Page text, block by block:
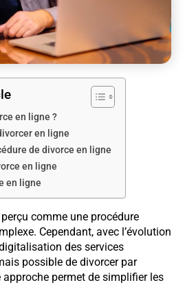
en ligne ?
en ligne
de divorce en ligne
en ligne
en ligne
comme une procédure
Cependant, avec l’évolution
des services
possible de divorcer par
approche permet de simplifier les